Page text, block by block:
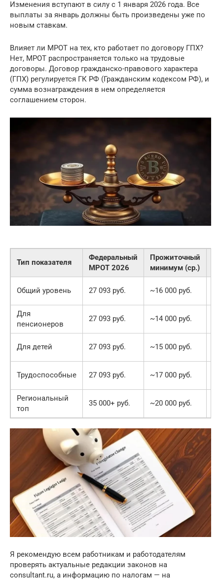
Изменения вступают в силу с 1 января 2026 года. Все
выплаты за январь должны быть произведены уже по
новым ставкам.
Влияет ли МРОТ на тех, кто работает по договору ГПХ?
Нет, МРОТ распространяется только на трудовые
договоры. Договор гражданско-правового характера
(ГПХ) регулируется ГК РФ (Гражданским кодексом РФ), и
сумма вознаграждения в нем определяется
соглашением сторон.
Тип показателя
Федеральный
МРОТ 2026
Прожиточный
минимум (ср.)
Общий уровень 27 093 руб. ~16 000 руб.
Для
пенсионеров
27 093 руб. ~14 000 руб.
Для детей 27 093 руб. ~15 000 руб.
Трудоспособные 27 093 руб. ~17 000 руб.
Региональный
топ
35 000+ руб. ~20 000 руб.
Я рекомендую всем работникам и работодателям
проверять актуальные редакции законов на
consultant.ru, а информацию по налогам — на